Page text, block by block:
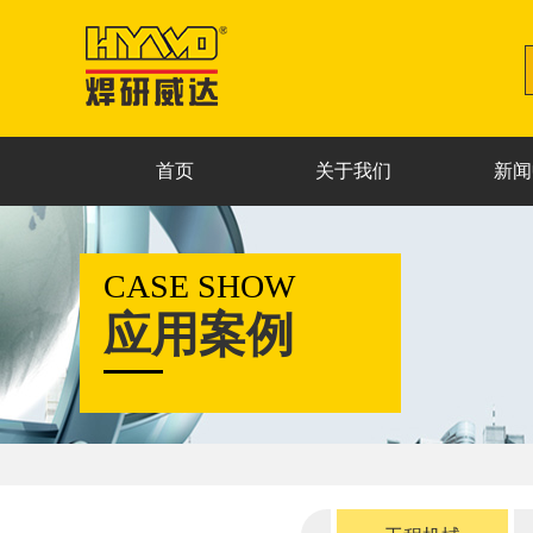
首页 关于我们 新
CASE SHOW
应用案例